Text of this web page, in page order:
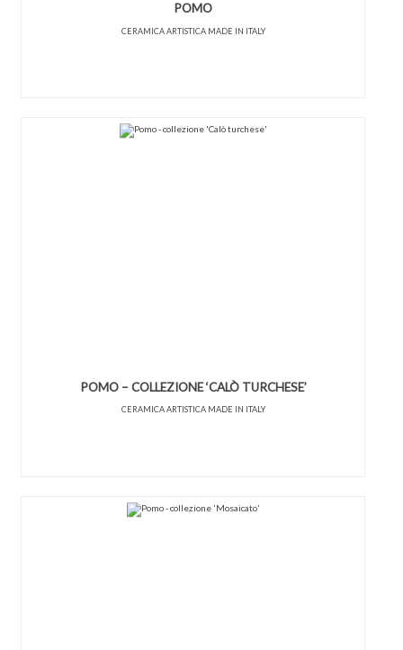
POMO
CERAMICA ARTISTICA MADE IN ITALY
POMO – COLLEZIONE ‘CALÒ TURCHESE’
CERAMICA ARTISTICA MADE IN ITALY